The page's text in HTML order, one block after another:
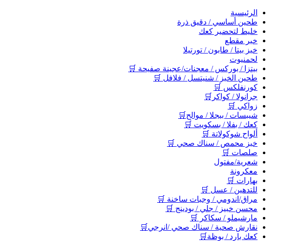
اﻟﺮﺋﻴﺴﻴﺔ
طحين أساسي / دقيق ذرة
خليط لتحضير كعك
خبر مقطع
خبز بيتا / طابون / تورتيلا
لحمنيوت
بيتزا / بوركس / معجنات/عجينة صفيحة 🛒
طحين الخبز / شنيتسل / فلافل 🛒
كورنفلكس 🛒
جرانولا / كواكر🛒
زواكي 🛒
شيبسات / بيجلا / موالح🛒
كعك / بفلا / بسكويت 🛒
ألواح شوكولاتة 🛒
خبز محمص / سناك صحي 🛒
صلصات 🛒
شعرية/مفتول
معكرونة
بهارات 🛒
للتدهين / عسل 🛒
مراق/اندومي / وجبات ساخنة 🛒
محسن خبيز / جلي / بودينج 🛒
مارشيملو / سكاكر 🛒
نقارش صحية / سناك صحي /انرجي🛒
كعك بارد / بوظة🛒